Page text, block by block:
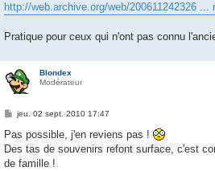
http://web.archive.org/web/200611242326 ...
Pratique pour ceux qui n'ont pas connu
Blondex
Modérateur
M
s
a
g
jeu. 02 sept. 2010 17:47
Pas possible, j'en reviens pas !
Des tas de souvenirs refont surface, c'est
de famille !